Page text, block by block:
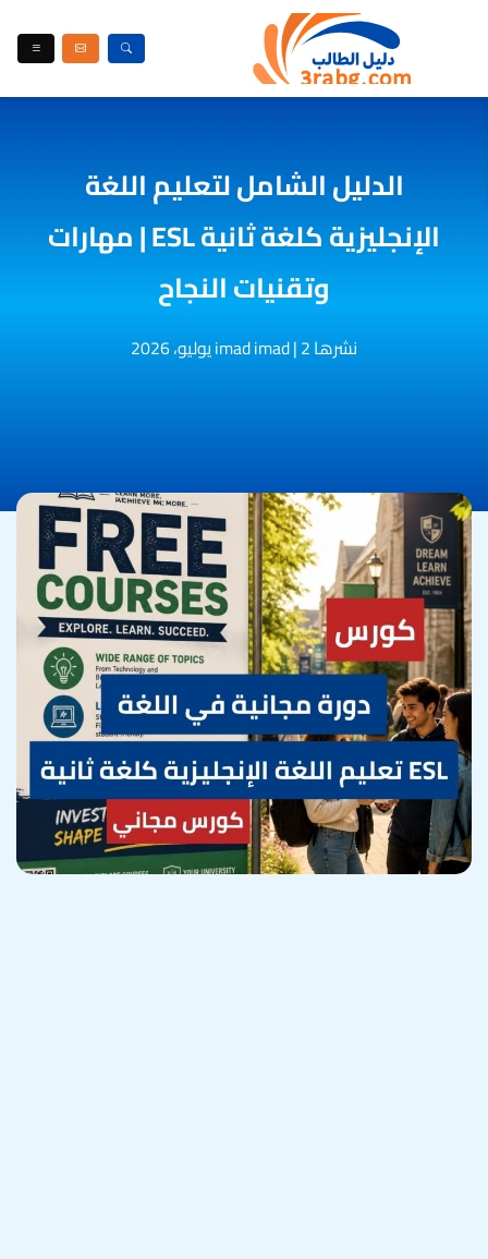
الدليل الشامل لتعليم اللغة
الإنجليزية كلغة ثانية ESL | مهارات
وتقنيات النجاح
نشرها imad imad |2 يوليو، 2026